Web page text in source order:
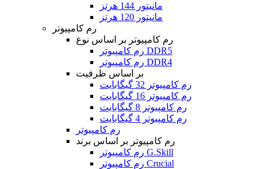
مانیتور 144 هرتز
مانیتور 120 هرتز
رم کامپیوتر
رم کامپیوتر بر اساس نوع
رم کامپیوتر DDR5
رم کامپیوتر DDR4
بر اساس ظرفیت
رم کامپیوتر 32 گیگابایت
رم کامپیوتر 16 گیگابایت
رم کامپیوتر 8 گیگابایت
رم کامپیوتر 4 گیگابایت
رم کامپیوتر
رم کامپیوتر بر اساس برند
رم کامپیوتر G.Skill
رم کامپیوتر Crucial